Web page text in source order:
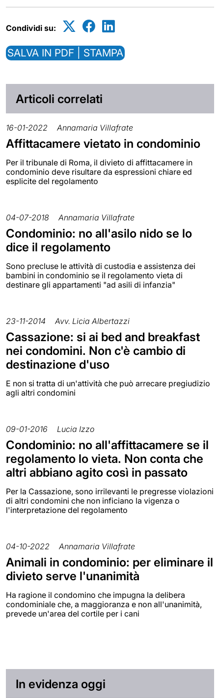
Condividi su:
SALVA IN PDF | STAMPA
Articoli correlati
16-01-2022 Annamaria Villafrate
Affittacamere vietato in condominio
Per il tribunale di Roma, il divieto di affittacamere in
condominio deve risultare da espressioni chiare ed
esplicite del regolamento
04-07-2018 Annamaria Villafrate
Condominio: no all'asilo nido se lo
dice il regolamento
Sono precluse le attività di custodia e assistenza dei
bambini in condominio se il regolamento vieta di
destinare gli appartamenti "ad asili di infanzia"
23-11-2014 Avv. Licia Albertazzi
Cassazione: si ai bed and breakfast
nei condomini. Non c'è cambio di
destinazione d'uso
E non si tratta di un'attività che può arrecare pregiudizio
agli altri condomini
09-01-2016 Lucia Izzo
Condominio: no all'affittacamere se il
regolamento lo vieta. Non conta che
altri abbiano agito così in passato
Per la Cassazione, sono irrilevanti le pregresse violazioni
di altri condomini che non inficiano la vigenza o
l'interpretazione del regolamento
04-10-2022 Annamaria Villafrate
Animali in condominio: per eliminare il
divieto serve l'unanimità
Ha ragione il condomino che impugna la delibera
condominiale che, a maggioranza e non all'unanimità,
prevede un'area del cortile per i cani
In evidenza oggi